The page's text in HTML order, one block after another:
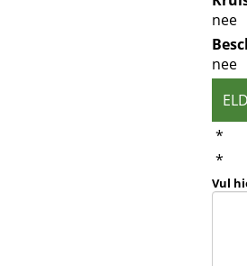
nee
nee
*
*
Vul